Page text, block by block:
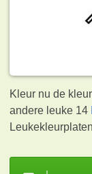
Kleur nu de
andere leuke 14